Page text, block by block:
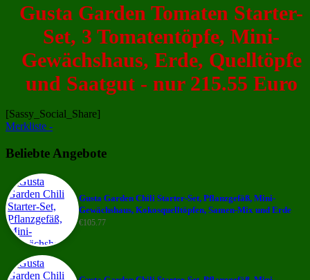
Gusta Garden Tomaten Starter-
Set, 3 Tomatentöpfe, Mini-
Gewächshaus, Erde, Quelltöpfe
und Saatgut - nur 215.55 Euro
[Sassy_Social_Share]
Merkliste -
Beliebte Angebote
Gusta Garden Chili Starter-Set, Pflanzgefäß, Mini-
Gewächshaus, Kokosquelltöpfen, Samen-Mix und Erde
€105.77